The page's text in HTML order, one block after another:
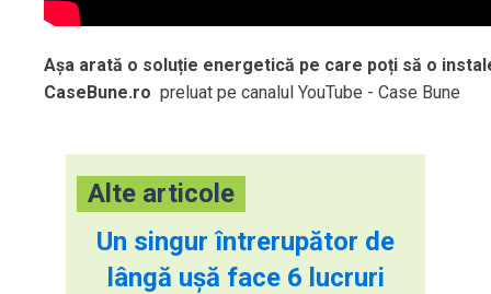
Așa arată o soluție energetică pe care poți să o
CaseBune.ro preluat pe canalul YouTube - Case Bune
Alte articole
Un singur întrerupător de
lângă ușă face 6 lucruri